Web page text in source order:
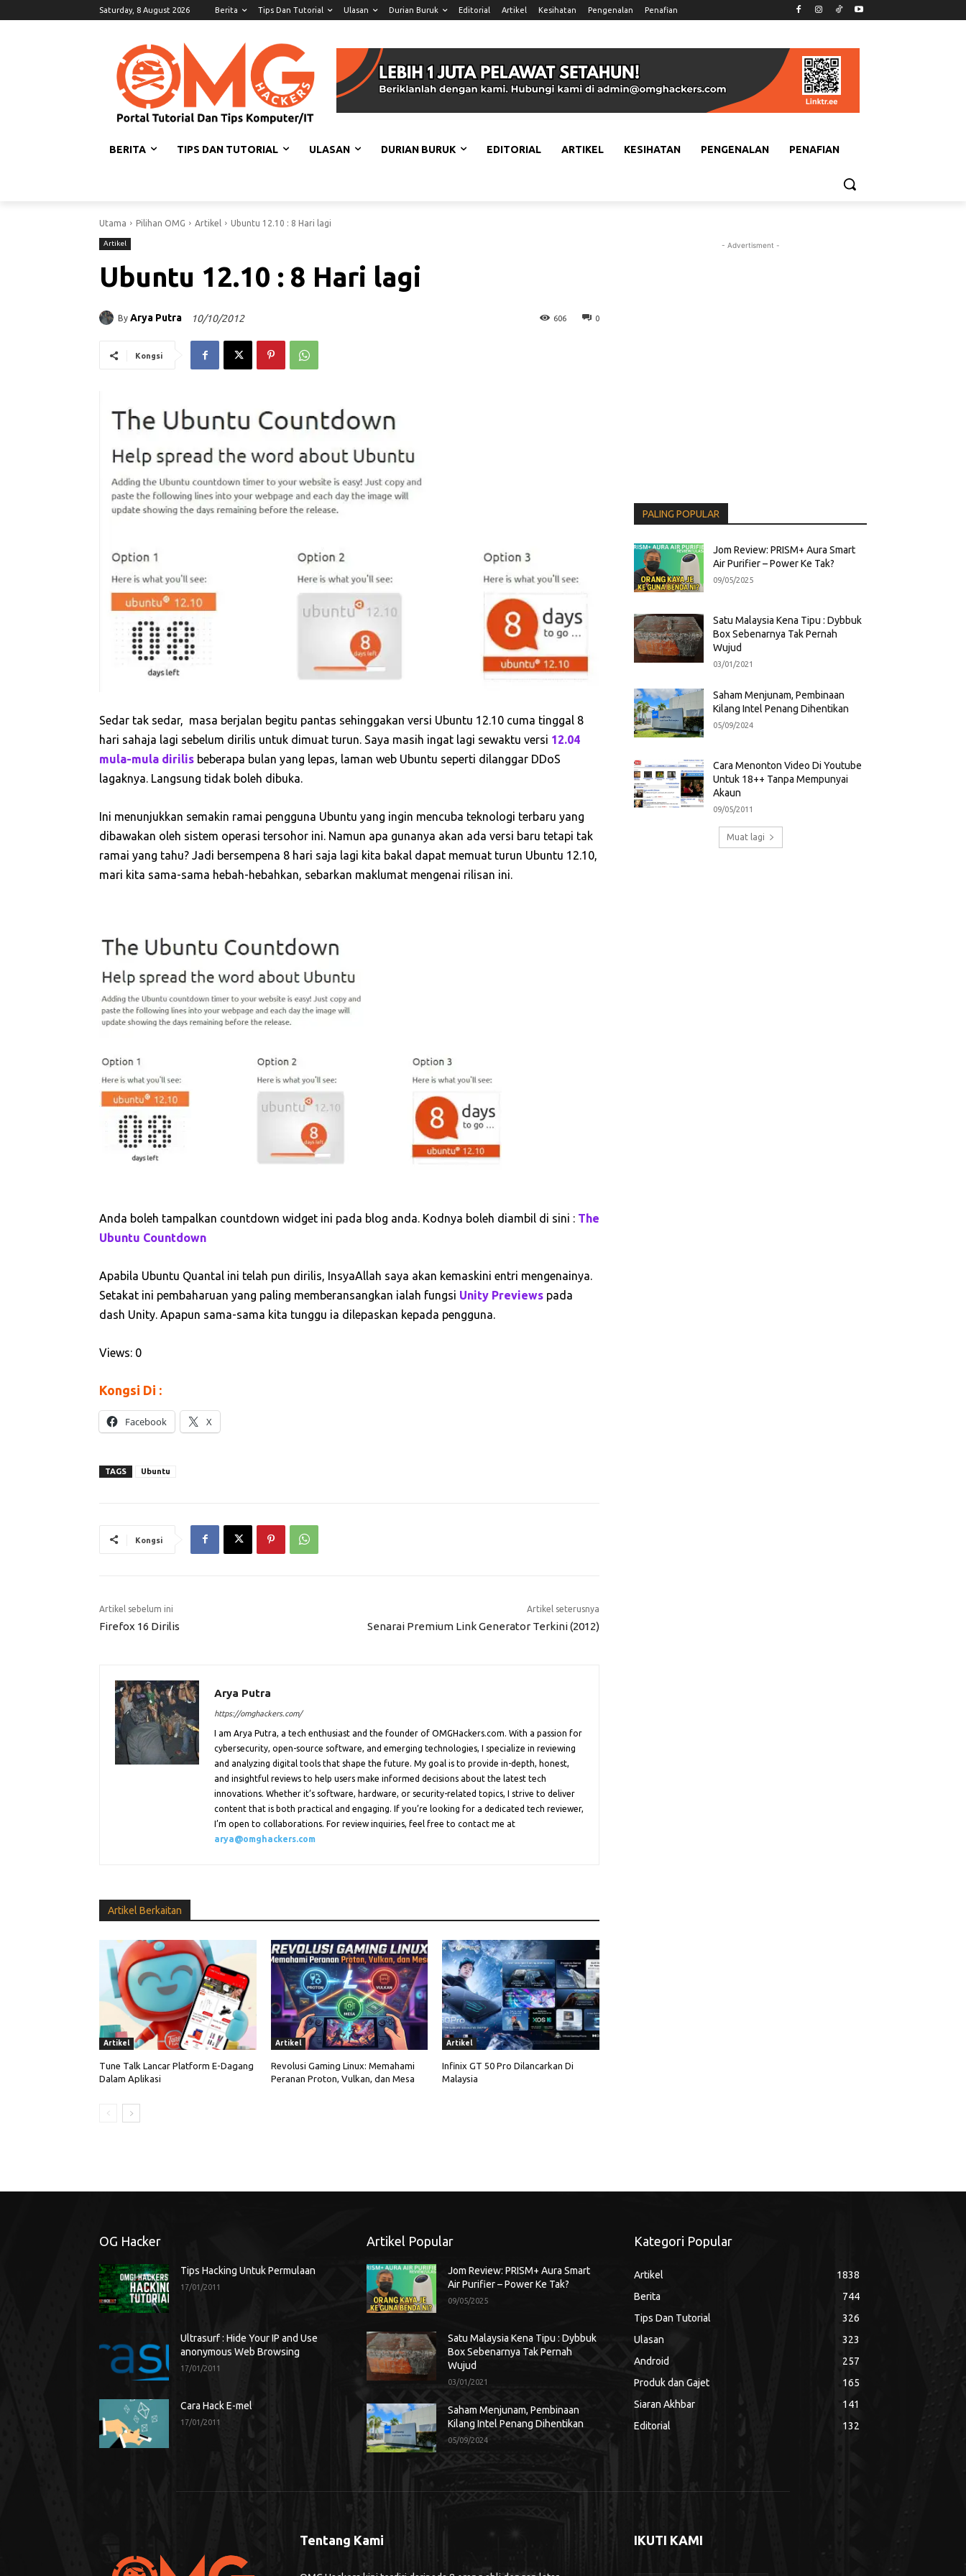
Saturday, 8 August 2026 Berita Tips Dan Tutorial Ulasan Durian Buruk Editorial Artikel Kesihatan Pengenalan Penafian
BERITA TIPS DAN TUTORIAL ULASAN DURIAN BURUK EDITORIAL ARTIKEL KESIHATAN PENGENALAN PENAFIAN
Utama Pilihan OMG Artikel Ubuntu 12.10 : 8 Hari lagi
Artikel
Ubuntu 12.10 : 8 Hari lagi
By Arya Putra 10/10/2012 0
606
Kongsi
Sedar tak sedar, masa berjalan begitu pantas sehinggakan versi Ubuntu 12.10 cuma tinggal 8
hari sahaja lagi sebelum dirilis untuk dimuat turun. Saya masih ingat lagi sewaktu versi 12.04
mula-mula dirilis beberapa bulan yang lepas, laman web Ubuntu seperti dilanggar DDoS
lagaknya. Langsung tidak boleh dibuka.
Ini menunjukkan semakin ramai pengguna Ubuntu yang ingin mencuba teknologi terbaru yang
dibawakan oleh sistem operasi tersohor ini. Namun apa gunanya akan ada versi baru tetapi tak
ramai yang tahu? Jadi bersempena 8 hari saja lagi kita bakal dapat memuat turun Ubuntu 12.10,
mari kita sama-sama hebah-hebahkan, sebarkan maklumat mengenai rilisan ini.
Anda boleh tampalkan countdown widget ini pada blog anda. Kodnya boleh diambil di sini : The
Ubuntu Countdown
Apabila Ubuntu Quantal ini telah pun dirilis, InsyaAllah saya akan kemaskini entri mengenainya.
Setakat ini pembaharuan yang paling memberansangkan ialah fungsi Unity Previews pada
dash Unity. Apapun sama-sama kita tunggu ia dilepaskan kepada pengguna.
Views: 0
Kongsi Di :
Facebook X
TAGS Ubuntu
Kongsi
Artikel sebelum ini
Firefox 16 Dirilis
Artikel seterusnya
Senarai Premium Link Generator Terkini (2012)
Arya Putra
https://omghackers.com/
I am Arya Putra, a tech enthusiast and the founder of OMGHackers.com. With a passion for
cybersecurity, open-source software, and emerging technologies, I specialize in reviewing
and analyzing digital tools that shape the future. My goal is to provide in-depth, honest,
and insightful reviews to help users make informed decisions about the latest tech
innovations. Whether it’s software, hardware, or security-related topics, I strive to deliver
content that is both practical and engaging. If you’re looking for a dedicated tech reviewer,
I’m open to collaborations. For review inquiries, feel free to contact me at
arya@omghackers.com
Artikel Berkaitan
Artikel
Tune Talk Lancar Platform E-Dagang
Dalam Aplikasi
Artikel
Revolusi Gaming Linux: Memahami
Peranan Proton, Vulkan, dan Mesa
Artikel
Infinix GT 50 Pro Dilancarkan Di
Malaysia
- Advertisment -
PALING POPULAR
Jom Review: PRISM+ Aura Smart
Air Purifier – Power Ke Tak?
09/05/2025
Satu Malaysia Kena Tipu : Dybbuk
Box Sebenarnya Tak Pernah
Wujud
03/01/2021
Saham Menjunam, Pembinaan
Kilang Intel Penang Dihentikan
05/09/2024
Cara Menonton Video Di Youtube
Untuk 18++ Tanpa Mempunyai
Akaun
09/05/2011
Muat lagi
OG Hacker
Tips Hacking Untuk Permulaan
17/01/2011
Ultrasurf : Hide Your IP and Use
anonymous Web Browsing
17/01/2011
Cara Hack E-mel
17/01/2011
Artikel Popular
Jom Review: PRISM+ Aura Smart
Air Purifier – Power Ke Tak?
09/05/2025
Satu Malaysia Kena Tipu : Dybbuk
Box Sebenarnya Tak Pernah
Wujud
03/01/2021
Saham Menjunam, Pembinaan
Kilang Intel Penang Dihentikan
05/09/2024
Kategori Popular
Artikel
1838
Berita
744
Tips Dan Tutorial
326
Ulasan
323
Android
257
Produk dan Gajet
165
Siaran Akhbar
141
Editorial
132
Tentang Kami IKUTI KAMI